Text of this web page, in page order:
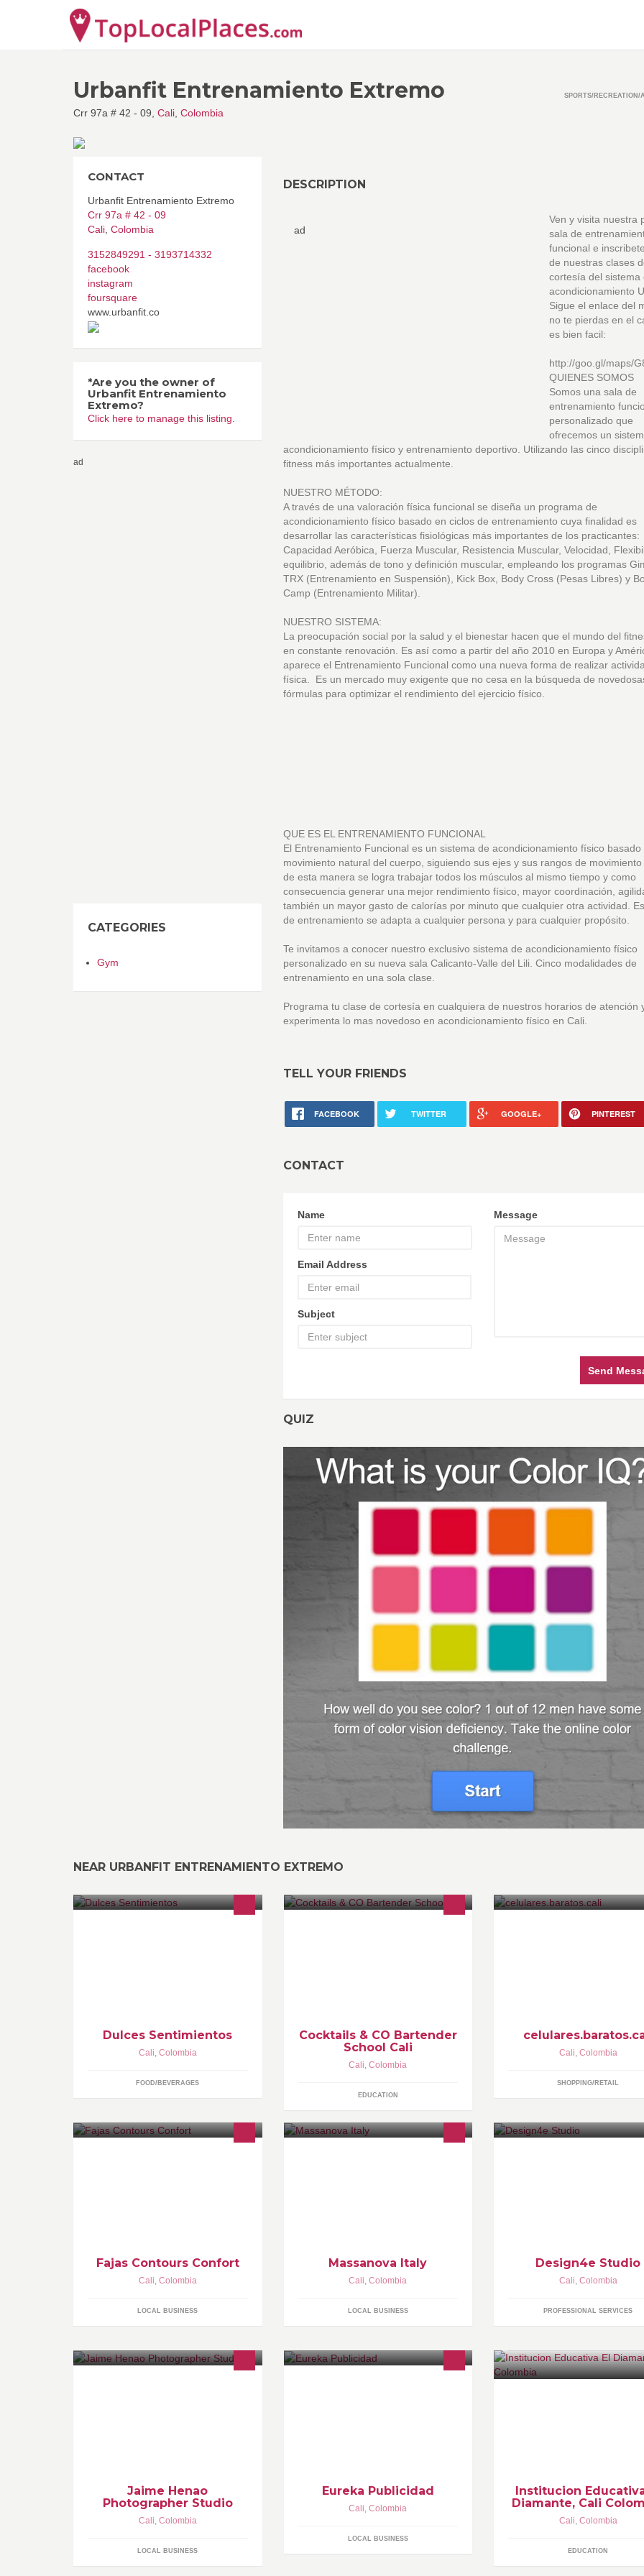
Urbanfit Entrenamiento Extremo
Crr 97a # 42 - 09, Cali Colombia
SPORTS/RECREATION/
DESCRIPTION
ad
Ven y visita nuestra
sala de
funcional e
de nuestras clases
cortesía del sistema
acondicionamiento
Sigue el enlace del
no te pierdas en el
es bien facil:
http://goo.gl/maps/
QUIENES SOMOS
Somos una sala de
entrenamiento
personalizado que
ofrecemos un
acondicionamiento físico y entrenamiento deportivo. Utilizando las cinco
fitness más importantes actualmente.
NUESTRO MÉTODO:
A través de una valoración física funcional se diseña un programa de
acondicionamiento físico basado en ciclos de entrenamiento cuya finalidad es
desarrollar las características fisiológicas más importantes de los practicantes:
Capacidad Aeróbica, Fuerza Muscular, Resistencia Muscular, Velocidad,
equilibrio, además de tono y definición muscular, empleando los programas
TRX (Entrenamiento en Suspensión), Kick Box, Body Cross (Pesas Libres) y
Camp (Entrenamiento Militar).
NUESTRO SISTEMA:
La preocupación social por la salud y el bienestar hacen que el mundo del
en constante renovación. Es así como a partir del año 2010 en Europa y
aparece el Entrenamiento Funcional como una nueva forma de realizar
física. Es un mercado muy exigente que no cesa en la búsqueda de
fórmulas para optimizar el rendimiento del ejercicio físico.
QUE ES EL ENTRENAMIENTO FUNCIONAL
El Entrenamiento Funcional es un sistema de acondicionamiento físico basado
movimiento natural del cuerpo, siguiendo sus ejes y sus rangos de
de esta manera se logra trabajar todos los músculos al mismo tiempo y como
consecuencia generar una mejor rendimiento físico, mayor coordinación,
también un mayor gasto de calorías por minuto que cualquier otra actividad.
de entrenamiento se adapta a cualquier persona y para cualquier propósito.
Te invitamos a conocer nuestro exclusivo sistema de acondicionamiento físico
personalizado en su nueva sala Calicanto-Valle del Lili. Cinco modalidades de
entrenamiento en una sola clase.
Programa tu clase de cortesía en cualquiera de nuestros horarios de atención
experimenta lo mas novedoso en acondicionamiento físico en Cali.
TELL YOUR FRIENDS
FACEBOOK TWITTER GOOGLE+ PINTEREST
CONTACT
Name
Email Address
Subject
Message
Send
QUIZ
CONTACT
Urbanfit Entrenamiento Extremo
Crr 97a # 42 - 09
Cali Colombia
3152849291 - 3193714332
facebook
instagram
foursquare
www.urbanfit.co
*Are you the owner of
Urbanfit Entrenamiento
Extremo?
Click here to manage this listing.
ad
CATEGORIES
Gym
NEAR URBANFIT ENTRENAMIENTO EXTREMO
Dulces Sentimientos
Cali, Colombia
FOOD/BEVERAGES
Cocktails & CO Bartender
School Cali
Cali,Colombia
EDUCATION
Cali, Colombia
SHOPPING/RETAIL
Fajas Contours Confort
Cali, Colombia
LOCAL BUSINESS
Massanova Italy
Cali,Colombia
LOCAL BUSINESS
Design4e Studio
Cali, Colombia
PROFESSIONAL SERVICES
Jaime Henao
Photographer Studio
Cali, Colombia
LOCAL BUSINESS
Eureka Publicidad
Cali,Colombia
LOCAL BUSINESS
Institucion
Diamante, Cali
Cali, Colombia
EDUCATION